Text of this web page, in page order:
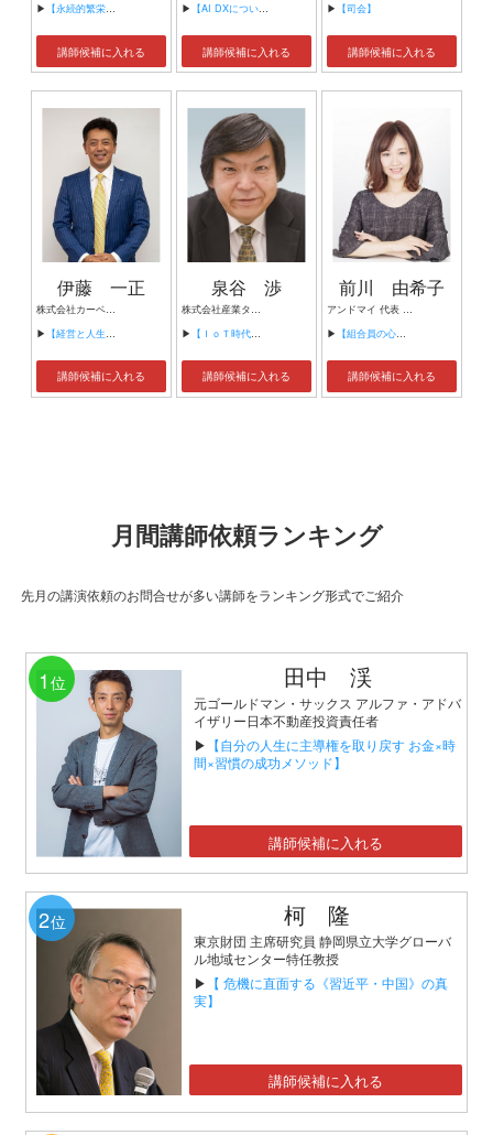
▶ 【永続的繁栄の組織づくり】
講師候補に入れる
▶ 【AI DXについて】
講師候補に入れる
▶ 【司会】
講師候補に入れる
伊藤 一正
株式会社カーベル代表取締役社長 プロレスラーカーベル伊藤
▶ 【経営と人生がHappyになる3つのキーワード】
講師候補に入れる
泉谷 渉
株式会社産業タイムズ社 代表取締役会長 半導体産業新聞 特別編集委員
▶ 【ＩｏＴ時代にニッポンの製造業が一気に抜け出す！！ ～世界トップシェアのセンサーとロボットで戦え！】
講師候補に入れる
前川 由希子
アンドマイ 代表 組織活性化コンサルタント
▶ 【組合員の心をぐっと掴むコミュニケーション術～組合員が「あなたが言うなら」と動き出す３ステップ～】
講師候補に入れる
月間講師依頼ランキング
先月の講演依頼のお問合せが多い講師をランキング形式でご紹介
1 位 田中 渓
元ゴールドマン・サックス アルファ・アドバ
イザリー日本不動産投資責任者
▶ 【自分の人生に主導権を取り戻す お金×時
間×習慣の成功メソッド】
講師候補に入れる
2位 柯 隆
東京財団 主席研究員 静岡県立大学グローバ
ル地域センター特任教授
▶ 【 危機に直面する《習近平・中国》の真
実】
講師候補に入れる